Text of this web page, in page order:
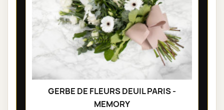
GERBE DE FLEURS DEUIL PARIS -
MEMORY